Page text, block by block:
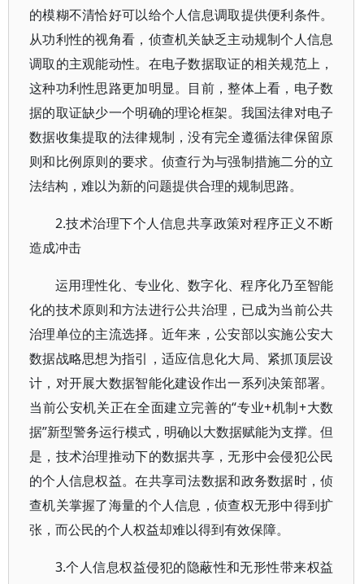
的模糊不清恰好可以给个人信息调取提供便利条件。
从功利性的视角看，侦查机关缺乏主动规制个人信息
调取的主观能动性。在电子数据取证的相关规范上，
这种功利性思路更加明显。目前，整体上看，电子数
据的取证缺少一个明确的理论框架。我国法律对电子
数据收集提取的法律规制，没有完全遵循法律保留原
则和比例原则的要求。侦查行为与强制措施二分的立
法结构，难以为新的问题提供合理的规制思路。
2.技术治理下个人信息共享政策对程序正义不断
造成冲击
运用理性化、专业化、数字化、程序化乃至智能
化的技术原则和方法进行公共治理，已成为当前公共
治理单位的主流选择。近年来，公安部以实施公安大
数据战略思想为指引，适应信息化大局、紧抓顶层设
计，对开展大数据智能化建设作出一系列决策部署。
当前公安机关正在全面建立完善的“专业+机制+大数
据”新型警务运行模式，明确以大数据赋能为支撑。但
是，技术治理推动下的数据共享，无形中会侵犯公民
的个人信息权益。在共享司法数据和政务数据时，侦
查机关掌握了海量的个人信息，侦查权无形中得到扩
张，而公民的个人权益却难以得到有效保障。
3.个人信息权益侵犯的隐蔽性和无形性带来权益